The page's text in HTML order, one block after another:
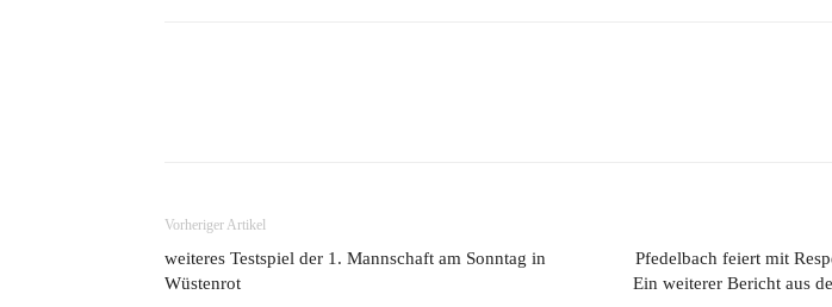
Vorheriger Artikel
weiteres Testspiel der 1. Mannschaft am Sonntag in
Wüstenrot
Pfedelbach feiert mit
Ein weiterer Bericht aus